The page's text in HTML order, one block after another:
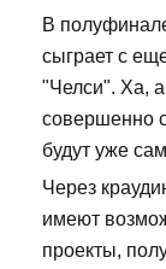
В
сыграет с
"Челси". Ха,
совершенно
будут уже
Через
имеют
проекты,